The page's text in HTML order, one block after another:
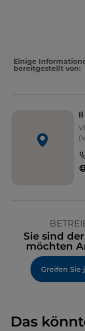
Einige
bereitgestellt von:
Sie sind
möchten
Das